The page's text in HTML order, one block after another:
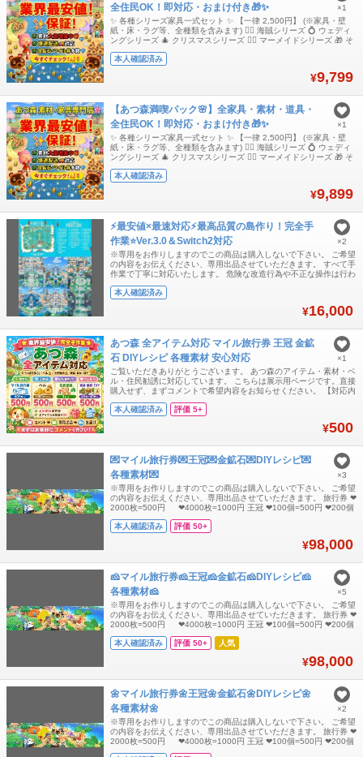
全住民OK！即対応・おまけ付き🎁✨
✨ 各種シリーズ家具一式セット ✨ 【一律 2,500円】 (※家具・壁
紙・床・ラグ等、全種類を含みます) 🏴‍☠️ 海賊シリーズ 💍 ウェディ
ングシリーズ 🎄 クリスマスシリーズ 🧜‍♀️ マーメイドシリーズ 🎁 そ
2,000円 現物一式（全6種 × 30セット：合計180個） DIYレシピ一
本人確認済み
¥9,799
×1
【あつ森満喫パック🌸】全家具・素材・道具・
全住民OK！即対応・おまけ付き🎁✨
✨ 各種シリーズ家具一式セット ✨ 【一律 2,500円】 (※家具・壁
紙・床・ラグ等、全種類を含みます) 🏴‍☠️ 海賊シリーズ 💍 ウェディ
ングシリーズ 🎄 クリスマスシリーズ 🧜‍♀️ マーメイドシリーズ 🎁 そ
2,000円 現物一式（全6種 × 30セット：合計180個） DIYレシピ一
本人確認済み
¥9,899
×1
⚡最安値×最速対応⚡最高品質の島作り！完全手
作業⭐Ver.3.0＆Switch2対応
※専用をお作りしますのでこの商品は購入しないで下さい。 ご希望
の内容をお伝えください、専用出品させていただきます。 すべて手
作業で丁寧に対応いたします。 危険な改造行為や不正な操作は行わ
スクのある作業は一切いたしません。 日本のお客様にも安心してご
本人確認済み
¥16,000
×2
あつ森 全アイテム対応 マイル旅行券 王冠 金鉱
石 DIYレシピ 各種素材 安心対応
ご覧いただきありがとうございます。 あつ森のアイテム・素材・ベ
ル・住民勧誘に対応しています。 こちらは展示用ページです。直接
購入せず、まずコメントで希望内容をお知らせください。 【対応内
ピ ・家具 / 服 / 植物など各種アイテム ・住民勧誘 【基本メニュ
本人確認済み 評価 5+
¥500
×1
💌マイル旅行券💌王冠💌金鉱石💌DIYレシピ💌
各種素材💌
※専用をお作りしますのでこの商品は購入しないで下さい。 ご希望
の内容をお伝えください、専用出品させていただきます。 旅行券 ❤
2000枚=500円 ❤4000枚=1000円 王冠 ❤100個=500円 ❤200個
らかいもくざい➢かたいもくざい➢もくざい➢ねんど➢いし➢ ❤
本人確認済み 評価 50+
¥98,000
×3
🧀マイル旅行券🧀王冠🧀金鉱石🧀DIYレシピ🧀
各種素材🧀
※専用をお作りしますのでこの商品は購入しないで下さい。 ご希望
の内容をお伝えください、専用出品させていただきます。 旅行券 ❤
2000枚=500円 ❤4000枚=1000円 王冠 ❤100個=500円 ❤200個
らかいもくざい➢かたいもくざい➢もくざい➢ねんど➢いし➢ ❤
本人確認済み 評価 50+ 人気
¥98,000
×5
🌼マイル旅行券🌼王冠🌼金鉱石🌼DIYレシピ🌼
各種素材🌼
※専用をお作りしますのでこの商品は購入しないで下さい。 ご希望
の内容をお伝えください、専用出品させていただきます。 旅行券 ❤
2000枚=500円 ❤4000枚=1000円 王冠 ❤100個=500円 ❤200個
×2